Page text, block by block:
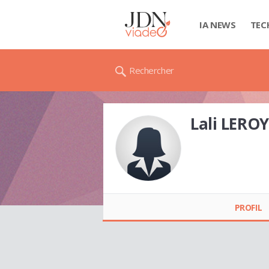
IA NEWS
Rechercher
Lali LEROY
PROFIL